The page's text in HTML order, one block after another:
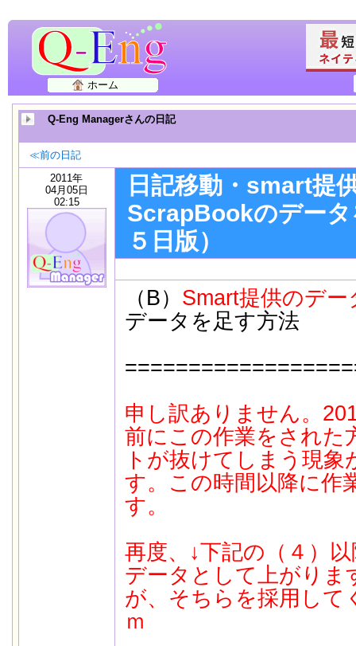
ホーム
Q-Eng Managerさんの日記
≪前の日記
2011年
04月05日
02:15
日記移動・smart提
ScrapBookのデータ
５日版）
（B） Smart提供のデー
データを足す方法
申し訳ありません。
前にこの作業をされた
トが抜けてしまう現
す。この時間以降に作
す。
再度、↓下記の（４）
データとして上がりま
が、そちらを採用して
ｍ